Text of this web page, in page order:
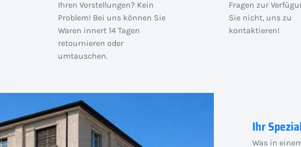
Ihren Vorstellungen? Kein
Problem! Bei uns können Sie
Waren innert 14 Tagen
retournieren oder
umtauschen.
Fragen zur
Sie nicht, uns zu
kontaktieren!
Ihr
Was in